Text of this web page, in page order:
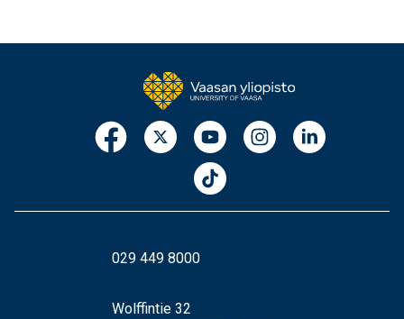
029 449 8000
Wolffintie 32